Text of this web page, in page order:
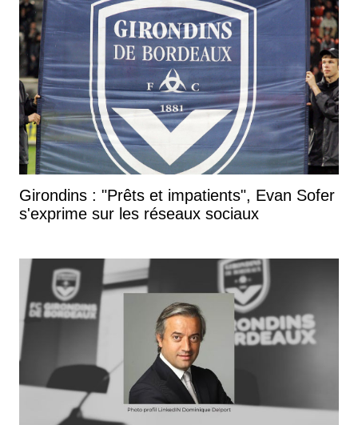
Girondins : "Prêts et impatients", Evan Sofer
s'exprime sur les réseaux sociaux